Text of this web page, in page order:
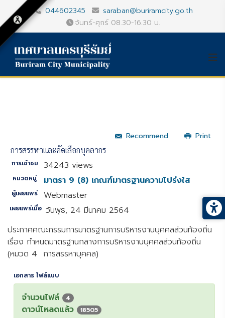
044602345
saraban@buriramcity.go.th
จันทร์-ศุกร์ 08.30-16.30 น.
Recommend
Print
การสรรหาและคัดเลือกบุคลากร
การเข้าชม 34243 views
หมวดหมู่ มาตรา 9 (8) เกณฑ์มาตรฐานความโปร่งใส
ผู้เผยแพร่ Webmaster
เผยแพร่เมื่อ วันพุธ, 24 มีนาคม 2564
ประกาศคณะกรรมการมาตรฐานการบริหารงานบุคคลส่วนท้องถิ่น
เรื่อง กำหนดมาตรฐานกลางการบริหารงานบุคคลส่วนท้องถิ่น
(หมวด 4 การสรรหาบุคคล)
เอกสาร ไฟล์แนบ
จำนวนไฟล์ 4
ดาวน์โหลดแล้ว 18505